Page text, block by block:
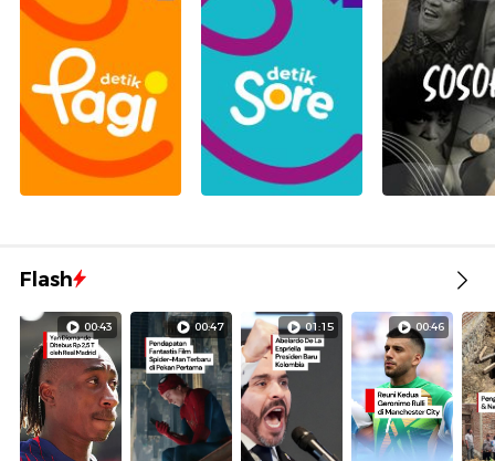
Flash
00:43 00:47 01:15 00:46